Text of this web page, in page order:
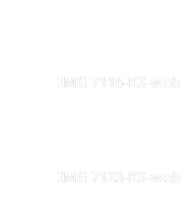
IMG 7116-KS-web
IMG 7123-KS-web